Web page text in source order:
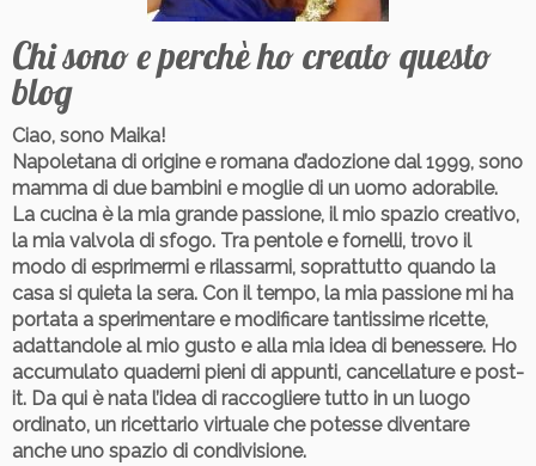
Chi sono e perchè ho creato questo
blog
Ciao, sono Maika!
Napoletana di origine e romana d’adozione dal 1999, sono
mamma di due bambini e moglie di un uomo adorabile.
La cucina è la mia grande passione, il mio spazio creativo,
la mia valvola di sfogo. Tra pentole e fornelli, trovo il
modo di esprimermi e rilassarmi, soprattutto quando la
casa si quieta la sera. Con il tempo, la mia passione mi ha
portata a sperimentare e modificare tantissime ricette,
adattandole al mio gusto e alla mia idea di benessere. Ho
accumulato quaderni pieni di appunti, cancellature e post-
it. Da qui è nata l’idea di raccogliere tutto in un luogo
ordinato, un ricettario virtuale che potesse diventare
anche uno spazio di condivisione.